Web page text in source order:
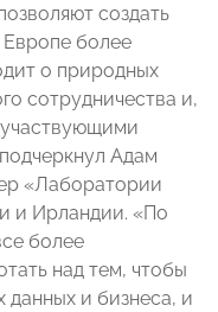
создать
Европе более
о природных
сотрудничества и,
Адам
«Лаборатории
и Ирландии. «По
более
над тем, чтобы
данных и бизнеса, и